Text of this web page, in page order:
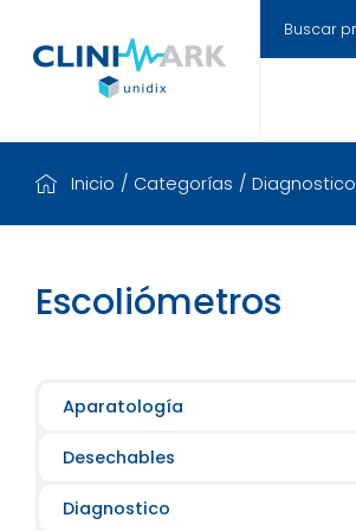
Inicio / Categorías / Diagnostico
Escoliómetros
Aparatología
Desechables
Diagnostico